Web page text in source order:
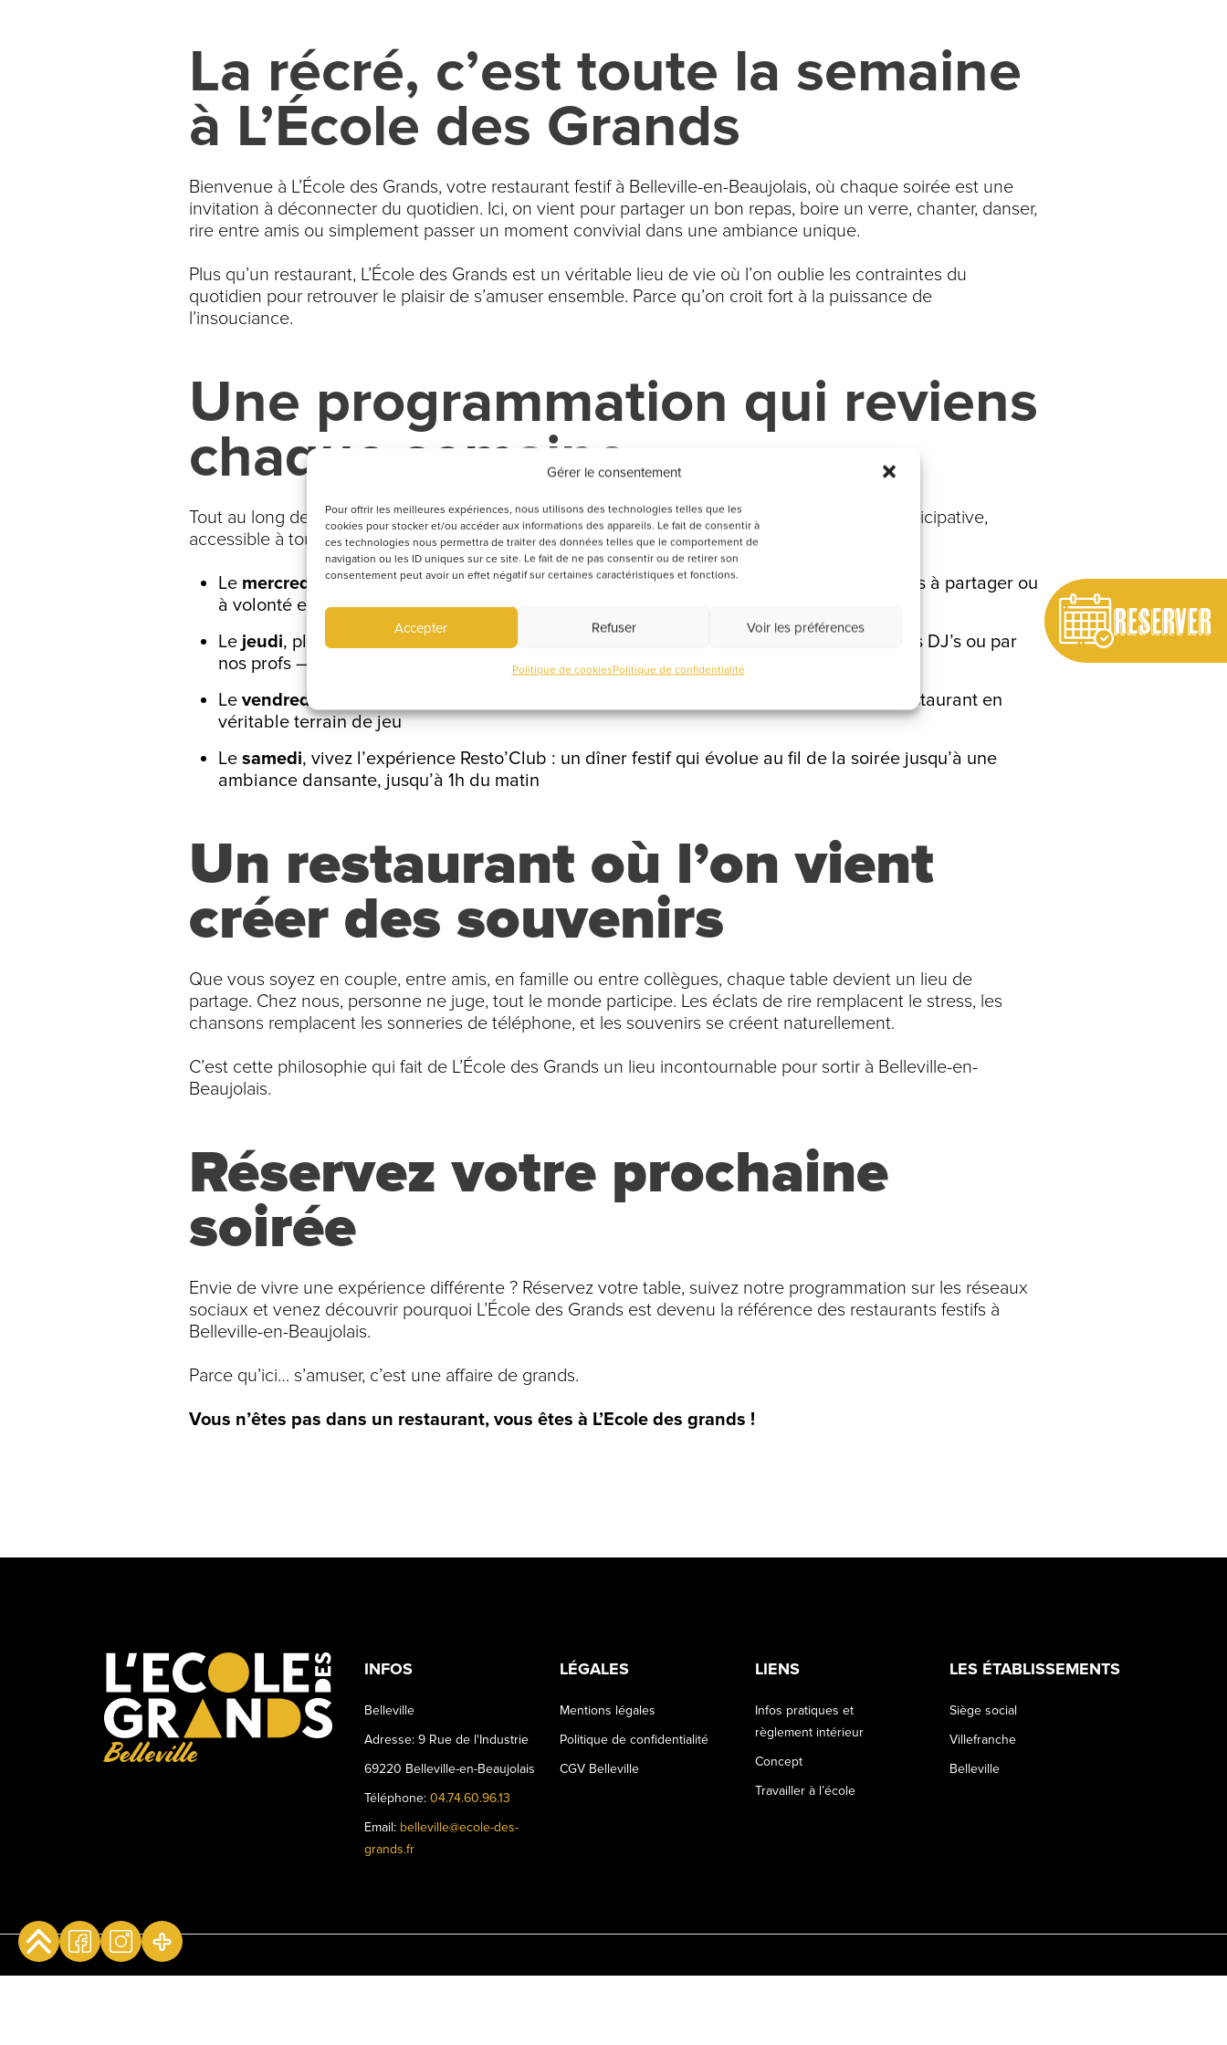
Gérer le consentement
Pour offrir les meilleures expériences, nous utilisons des technologies telles que les
cookies pour stocker et/ou accéder aux informations des appareils. Le fait de consentir à
ces technologies nous permettra de traiter des données telles que le comportement de
navigation ou les ID uniques sur ce site. Le fait de ne pas consentir ou de retirer son
consentement peut avoir un effet négatif sur certaines caractéristiques et fonctions.
Accepter Refuser Voir les préférences
Politique de cookiesPolitique de confidentialité
RESERVER
La récré, c’est toute la semaine
à L’École des Grands
Bienvenue à L’École des Grands, votre restaurant festif à Belleville-en-Beaujolais, où chaque soirée est une
invitation à déconnecter du quotidien. Ici, on vient pour partager un bon repas, boire un verre, chanter, danser,
rire entre amis ou simplement passer un moment convivial dans une ambiance unique.
Plus qu’un restaurant, L’École des Grands est un véritable lieu de vie où l’on oublie les contraintes du
quotidien pour retrouver le plaisir de s’amuser ensemble. Parce qu’on croit fort à la puissance de
l’insouciance.
Une programmation qui reviens
chaque semaine
Tout au long de l’année, notre équipe de profs vous prépare une programmation festive et participative,
accessible à tous :
Le mercredi
, place à la récré gourmande : un moment convivial et savoureux, entre plats à partager ou
à volonté et bonne humeur
Le jeudi, place au blind test et au karaoké ou aux concerts ; cet afterwork animé par nos DJ’s ou par
nos profs — idéal pour prolonger la journée entre collègues ou entre amis
Le vendredi
, chaque semaine une soirée à thème et un dress code qui transforme le restaurant en
véritable terrain de jeu
Le samedi, vivez l’expérience Resto’Club : un dîner festif qui évolue au fil de la soirée jusqu’à une
ambiance dansante, jusqu’à 1h du matin
Un restaurant où l’on vient
créer des souvenirs
Que vous soyez en couple, entre amis, en famille ou entre collègues, chaque table devient un lieu de
partage. Chez nous, personne ne juge, tout le monde participe. Les éclats de rire remplacent le stress, les
chansons remplacent les sonneries de téléphone, et les souvenirs se créent naturellement.
C’est cette philosophie qui fait de L’École des Grands un lieu incontournable pour sortir à Belleville-en-
Beaujolais.
Réservez votre prochaine
soirée
Envie de vivre une expérience différente ? Réservez votre table, suivez notre programmation sur les réseaux
sociaux et venez découvrir pourquoi L’École des Grands est devenu la référence des restaurants festifs à
Belleville-en-Beaujolais.
Parce qu’ici… s’amuser, c’est une affaire de grands.
Vous n’êtes pas dans un restaurant, vous êtes à L’Ecole des grands !
Belleville
INFOS
Belleville
Adresse: 9 Rue de l'Industrie
69220 Belleville-en-Beaujolais
Téléphone: 04.74.60.96.13
Email: belleville@ecole-des-
grands.fr
LÉGALES
Mentions légales
Politique de confidentialité
CGV Belleville
LIENS
Infos pratiques et
règlement intérieur
Concept
Travailler à l’école
LES ÉTABLISSEMENTS
Siège social
Villefranche
Belleville